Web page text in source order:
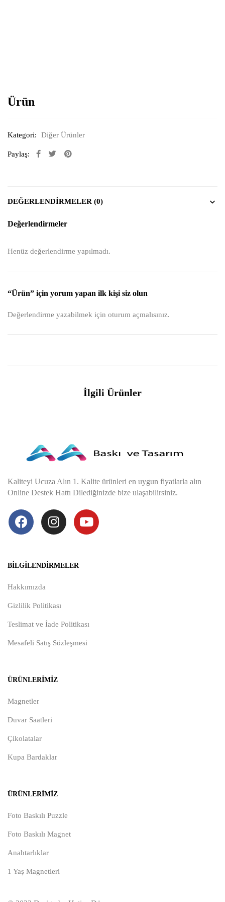
Ürün
Kategori: Diğer Ürünler
Paylaş:
DEĞERLENDIRMELER (0)
Değerlendirmeler
Henüz değerlendirme yapılmadı.
“Ürün” için yorum yapan ilk kişi siz olun
Değerlendirme yazabilmek için oturum açmalısınız.
İlgili Ürünler
Kaliteyi Ucuza Alın 1. Kalite ürünleri en uygun fiyatlarla alın
Online Destek Hattı Dilediğinizde bize ulaşabilirsiniz.
BILGILENDIRMELER
Hakkımızda
Gizlilik Politikası
Teslimat ve İade Politikası
Mesafeli Satış Sözleşmesi
ÜRÜNLERIMIZ
Magnetler
Duvar Saatleri
Çikolatalar
Kupa Bardaklar
ÜRÜNLERIMIZ
Foto Baskılı Puzzle
Foto Baskılı Magnet
Anahtarlıklar
1 Yaş Magnetleri